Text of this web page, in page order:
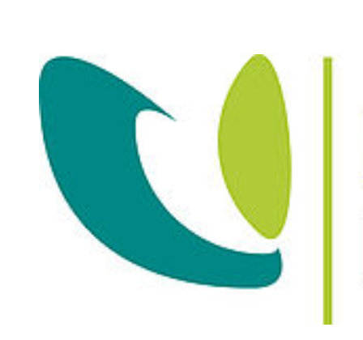
Richard Paschke
, BDO AG Wirtschaftsprüfungsgesellschaft
Oliver Thees, Sparkasse Vorpommern
, Volksbank Vorpommern eG
Matti Glatte
, Mount Even UG